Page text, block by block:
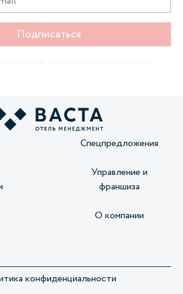
Подписаться
Спецпредложения
Управление и
франшиза
О компании
конфиденциальности